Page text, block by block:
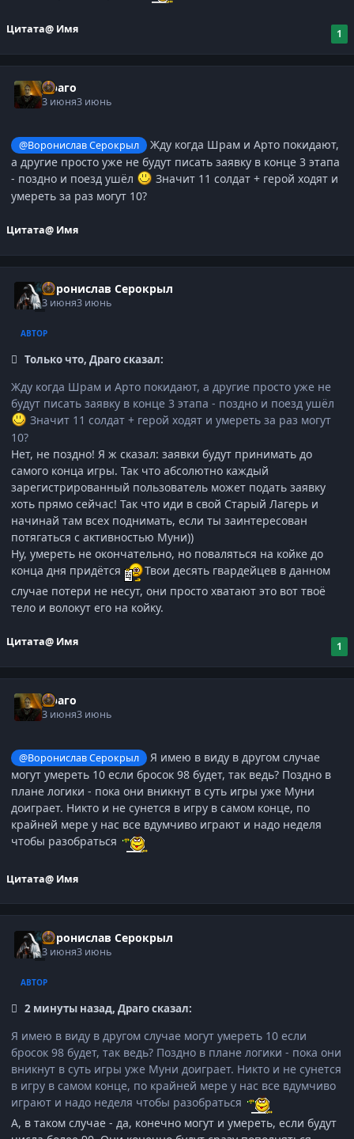
Цитата@ Имя 1
Драго
3 июня3 июнь
@Воронислав Серокрыл
Жду когда Шрам и Арто покидают,
а другие просто уже не будут писать заявку в конце 3 этапа
- поздно и поезд ушёл
Значит 11 солдат + герой ходят и
умереть за раз могут 10?
Цитата@ Имя
Воронислав Серокрыл
3 июня3 июнь
АВТОР
Только что, Драго сказал:
Жду когда Шрам и Арто покидают, а другие просто уже не
будут писать заявку в конце 3 этапа - поздно и поезд ушёл
Значит 11 солдат + герой ходят и умереть за раз могут
10?
Нет, не поздно! Я ж сказал: заявки будут принимать до
самого конца игры. Так что абсолютно каждый
зарегистрированный пользователь может подать заявку
хоть прямо сейчас! Так что иди в свой Старый Лагерь и
начинай там всех поднимать, если ты заинтересован
потягаться с активностью Муни))
Ну, умереть не окончательно, но поваляться на койке до
конца дня придётся
Твои десять гвардейцев в данном
случае потери не несут, они просто хватают это вот твоё
тело и волокут его на койку.
Цитата@ Имя 1
Драго
3 июня3 июнь
@Воронислав Серокрыл
Я имею в виду в другом случае
могут умереть 10 если бросок 98 будет, так ведь? Поздно в
плане логики - пока они вникнут в суть игры уже Муни
доиграет. Никто и не сунется в игру в самом конце, по
крайней мере у нас все вдумчиво играют и надо неделя
чтобы разобраться
Цитата@ Имя
Воронислав Серокрыл
3 июня3 июнь
АВТОР
2 минуты назад, Драго сказал:
Я имею в виду в другом случае могут умереть 10 если
бросок 98 будет, так ведь? Поздно в плане логики - пока они
вникнут в суть игры уже Муни доиграет. Никто и не сунется
в игру в самом конце, по крайней мере у нас все вдумчиво
играют и надо неделя чтобы разобраться
А, в таком случае - да, конечно могут и умереть, если будут